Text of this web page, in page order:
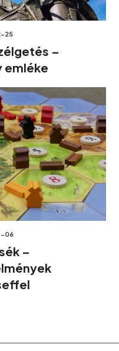
25
–
emléke
06
–